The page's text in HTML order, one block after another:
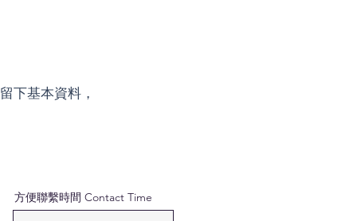
下基本資料，
方便聯繫時間 Contact Time